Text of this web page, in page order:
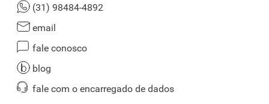
(31) 98484-4892
email
fale conosco
blog
fale com o encarregado de dados